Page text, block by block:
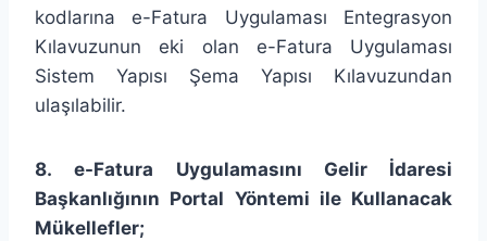
kodlarına e-Fatura Uygulaması Entegrasyon
Kılavuzunun eki olan e-Fatura Uygulaması
Sistem Yapısı Şema Yapısı Kılavuzundan
ulaşılabilir.
8. e-Fatura Uygulamasını Gelir İdaresi
Başkanlığının Portal Yöntemi ile Kullanacak
Mükellefler;